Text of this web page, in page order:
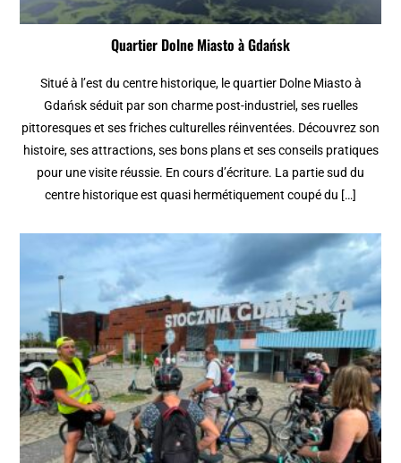
Quartier Dolne Miasto à Gdańsk
Situé à l’est du centre historique, le quartier Dolne Miasto à
Gdańsk séduit par son charme post-industriel, ses ruelles
pittoresques et ses friches culturelles réinventées. Découvrez son
histoire, ses attractions, ses bons plans et ses conseils pratiques
pour une visite réussie. En cours d’écriture. La partie sud du
centre historique est quasi hermétiquement coupé du […]